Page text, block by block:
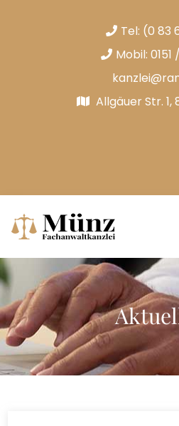
Tel: (0 83
Mobil: 0151
Allgäuer Str.